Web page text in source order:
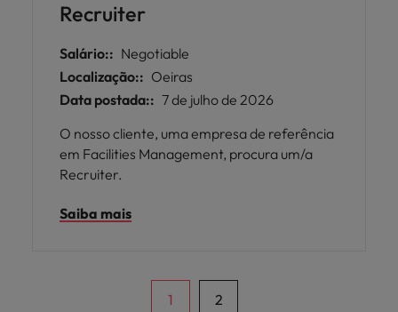
Recruiter
Salário:: Negotiable
Localização:: Oeiras
Data postada:: 7 de julho de 2026
O nosso cliente, uma empresa de referência
em Facilities Management, procura um/a
Recruiter.
Saiba mais
1 2